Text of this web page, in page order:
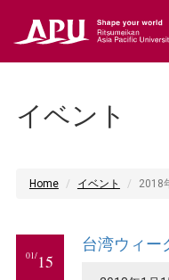
イベント
Home イベント 2018
01/15
台湾ウィー